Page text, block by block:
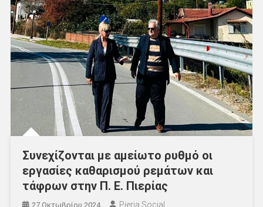
Συνεχίζονται με αμείωτο ρυθμό οι
εργασίες καθαρισμού ρεμάτων και
τάφρων στην Π. Ε. Πιερίας
27 Οκτωβρίου 2024 Pieria Social